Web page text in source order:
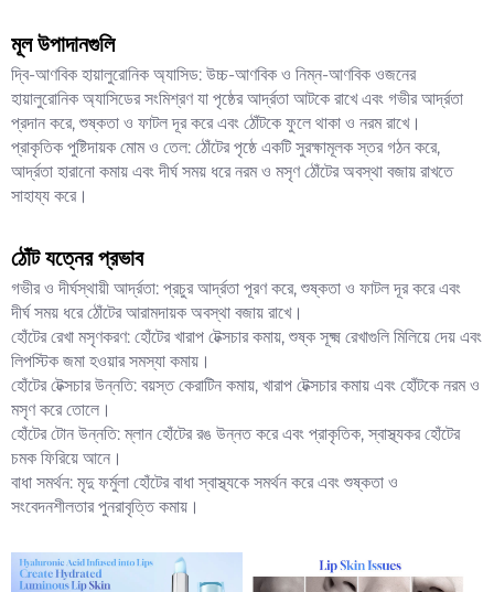
মূল উপাদানগুলি
দ্বি-আণবিক হায়ালুরোনিক অ্যাসিড: উচ্চ-আণবিক ও নিম্ন-আণবিক ওজনের
হায়ালুরোনিক অ্যাসিডের সংমিশ্রণ যা পৃষ্ঠের আর্দ্রতা আটকে রাখে এবং গভীর আর্দ্রতা
প্রদান করে, শুষ্কতা ও ফাটল দূর করে এবং ঠোঁটকে ফুলে থাকা ও নরম রাখে।
প্রাকৃতিক পুষ্টিদায়ক মোম ও তেল: ঠোঁটের পৃষ্ঠে একটি সুরক্ষামূলক স্তর গঠন করে,
আর্দ্রতা হারানো কমায় এবং দীর্ঘ সময় ধরে নরম ও মসৃণ ঠোঁটের অবস্থা বজায় রাখতে
সাহায্য করে।
ঠোঁট যত্নের প্রভাব
গভীর ও দীর্ঘস্থায়ী আর্দ্রতা: প্রচুর আর্দ্রতা পূরণ করে, শুষ্কতা ও ফাটল দূর করে এবং
দীর্ঘ সময় ধরে ঠোঁটের আরামদায়ক অবস্থা বজায় রাখে।
হোঁটের রেখা মসৃণকরণ: হোঁটের খারাপ টেক্সচার কমায়, শুষ্ক সূক্ষ্ম রেখাগুলি মিলিয়ে দেয় এবং
লিপস্টিক জমা হওয়ার সমস্যা কমায়।
হোঁটের টেক্সচার উন্নতি: বয়স্ত কেরাটিন কমায়, খারাপ টেক্সচার কমায় এবং হোঁটকে নরম ও
মসৃণ করে তোলে।
হোঁটের টোন উন্নতি: ম্লান হোঁটের রঙ উন্নত করে এবং প্রাকৃতিক, স্বাস্থ্যকর হোঁটের
চমক ফিরিয়ে আনে।
বাধা সমর্থন: মৃদু ফর্মুলা হোঁটের বাধা স্বাস্থ্যকে সমর্থন করে এবং শুষ্কতা ও
সংবেদনশীলতার পুনরাবৃত্তি কমায়।